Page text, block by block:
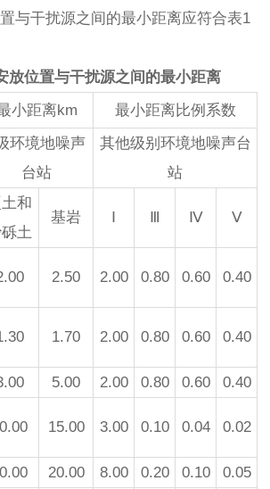
干扰源之间的最小距离应符合表1
放位置与干扰源之间的最小距离
小距离km
最小距离比例系数
环境地噪声
台站
其他级别环境地噪声台
站
和
土
基岩 Ⅰ Ⅲ Ⅳ Ⅴ
2.50 2.00 0.80 0.60 0.40
1.70 2.00 0.80 0.60 0.40
5.00 2.00 0.80 0.60
0.40
15.00 3.00 0.10 0.04 0.02
20.00 8.00 0.20 0.10
0.05